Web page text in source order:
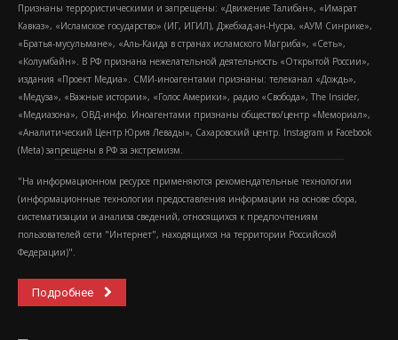
Признаны террористическими и запрещены: «Движение Талибан», «Имарат
Кавказ», «Исламское государство» (ИГ, ИГИЛ), Джебхад-ан-Нусра, «АУМ Синрике»,
«Братья-мусульмане», «Аль-Каида в странах исламского Магриба», «Сеть»,
«Колумбайн». В РФ признана нежелательной деятельность «Открытой России»,
издания «Проект Медиа». СМИ-иноагентами признаны: телеканал «Дождь»,
«Медуза», «Важные истории», «Голос Америки», радио «Свобода», The Insider,
«Медиазона», ОВД-инфо. Иноагентами признаны общество/центр «Мемориал»,
«Аналитический Центр Юрия Левады», Сахаровский центр. Instagram и Facebook
(Metа) запрещены в РФ за экстремизм.
"На информационном ресурсе применяются рекомендательные технологии
(информационные технологии предоставления информации на основе сбора,
систематизации и анализа сведений, относящихся к предпочтениям
пользователей сети "Интернет", находящихся на территории Российской
Федерации)".
Подробнее